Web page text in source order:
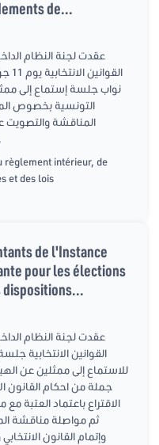
de...
عقدت لجنة النظام
نواب جلسة إستماع إلى
التونسية بخصوص
المناقشة والتصويت
والمتعلقة بتنقيح القانون الإنتخابي.
règlement intérieur, de
et des lois
de l'Instance
pour les élections
dispositions...
عقدت لجنة النظام
للاستماع إلى ممثلين عن
جملة من احكام القانون
الاقتراع باعتماد العتبة
ثم مواصلة مناقشة
وإتمام القانون